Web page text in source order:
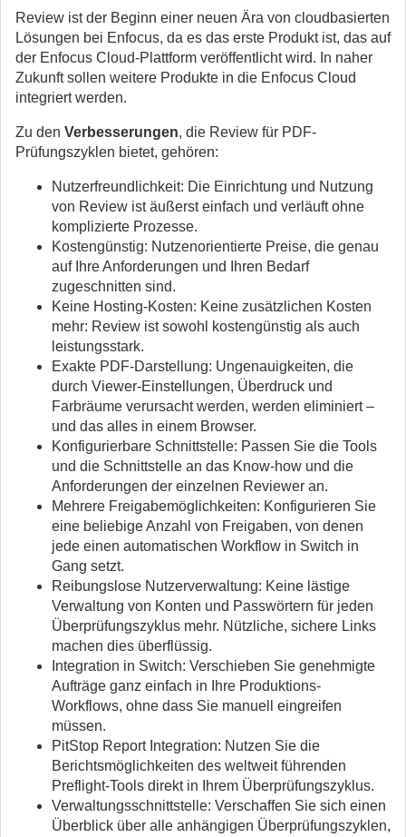
Review ist der Beginn einer neuen Ära von cloudbasierten
Lösungen bei Enfocus, da es das erste Produkt ist, das auf
der Enfocus Cloud-Plattform veröffentlicht wird. In naher
Zukunft sollen weitere Produkte in die Enfocus Cloud
integriert werden.
Zu den Verbesserungen, die Review für PDF-
Prüfungszyklen bietet, gehören:
Nutzerfreundlichkeit: Die Einrichtung und Nutzung
von Review ist äußerst einfach und verläuft ohne
komplizierte Prozesse.
Kostengünstig: Nutzenorientierte Preise, die genau
auf Ihre Anforderungen und Ihren Bedarf
zugeschnitten sind.
Keine Hosting-Kosten: Keine zusätzlichen Kosten
mehr: Review ist sowohl kostengünstig als auch
leistungsstark.
Exakte PDF-Darstellung: Ungenauigkeiten, die
durch Viewer-Einstellungen, Überdruck und
Farbräume verursacht werden, werden eliminiert –
und das alles in einem Browser.
Konfigurierbare Schnittstelle: Passen Sie die Tools
und die Schnittstelle an das Know-how und die
Anforderungen der einzelnen Reviewer an.
Mehrere Freigabemöglichkeiten: Konfigurieren Sie
eine beliebige Anzahl von Freigaben, von denen
jede einen automatischen Workflow in Switch in
Gang setzt.
Reibungslose Nutzerverwaltung: Keine lästige
Verwaltung von Konten und Passwörtern für jeden
Überprüfungszyklus mehr. Nützliche, sichere Links
machen dies überflüssig.
Integration in Switch: Verschieben Sie genehmigte
Aufträge ganz einfach in Ihre Produktions-
Workflows, ohne dass Sie manuell eingreifen
müssen.
PitStop Report Integration: Nutzen Sie die
Berichtsmöglichkeiten des weltweit führenden
Preflight-Tools direkt in Ihrem Überprüfungszyklus.
Verwaltungsschnittstelle: Verschaffen Sie sich einen
Überblick über alle anhängigen Überprüfungszyklen,